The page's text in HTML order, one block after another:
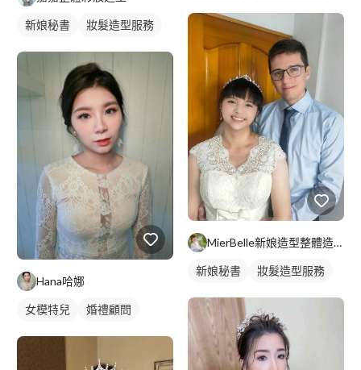
新娘秘書 妝髮造型服務
Hana哈娜
女模特兒 婚禮顧問
MierBelle新娘造型整體造型工作室
新娘秘書 妝髮造型服務